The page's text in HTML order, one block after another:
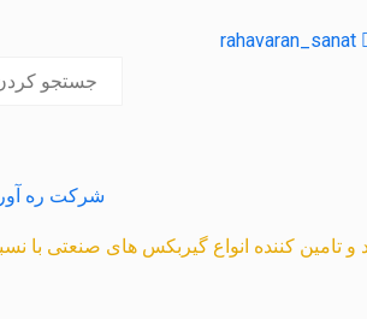
rahavaran_sanat
شرکت ره
و تامین کننده انواع گیربکس های صنعتی با